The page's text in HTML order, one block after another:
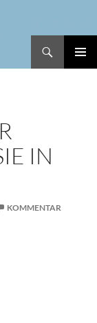
IN
KOMMENTAR